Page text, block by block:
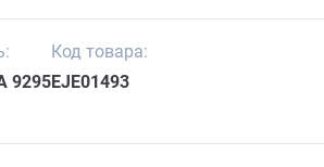
9295
Код товара:
EJE01493